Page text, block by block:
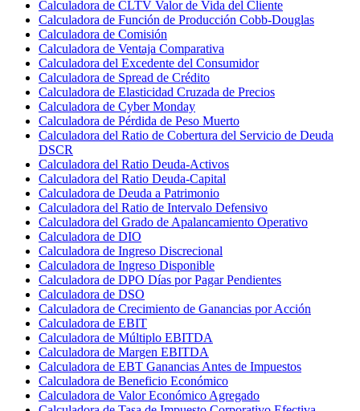
Calculadora de CLTV Valor de Vida del Cliente
Calculadora de Función de Producción Cobb-Douglas
Calculadora de Comisión
Calculadora de Ventaja Comparativa
Calculadora del Excedente del Consumidor
Calculadora de Spread de Crédito
Calculadora de Elasticidad Cruzada de Precios
Calculadora de Cyber Monday
Calculadora de Pérdida de Peso Muerto
Calculadora del Ratio de Cobertura del Servicio de Deuda
DSCR
Calculadora del Ratio Deuda-Activos
Calculadora del Ratio Deuda-Capital
Calculadora de Deuda a Patrimonio
Calculadora del Ratio de Intervalo Defensivo
Calculadora del Grado de Apalancamiento Operativo
Calculadora de DIO
Calculadora de Ingreso Discrecional
Calculadora de Ingreso Disponible
Calculadora de DPO Días por Pagar Pendientes
Calculadora de DSO
Calculadora de Crecimiento de Ganancias por Acción
Calculadora de EBIT
Calculadora de Múltiplo EBITDA
Calculadora de Margen EBITDA
Calculadora de EBT Ganancias Antes de Impuestos
Calculadora de Beneficio Económico
Calculadora de Valor Económico Agregado